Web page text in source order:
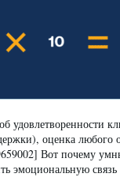
удовлетворенности
оценка любого
Вот почему
эмоциональную